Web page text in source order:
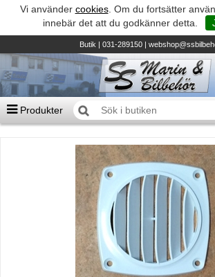
Vi använder cookies. Om du fortsätter
innebär det att du godkänner detta.
Butik| 031-289150 |
Produkter
Summa
0 kr
TILL KASSAN
Biltillbehör och reservdelar - BDS
Suzuki - Utombordare
Suzumar - Gummibåtar
Honda - Utombordare